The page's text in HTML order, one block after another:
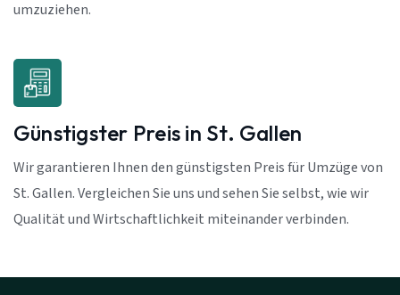
umzuziehen.
Günstigster Preis in St. Gallen
Wir garantieren Ihnen den günstigsten Preis für Umzüge von
St. Gallen. Vergleichen Sie uns und sehen Sie selbst, wie wir
Qualität und Wirtschaftlichkeit miteinander verbinden.